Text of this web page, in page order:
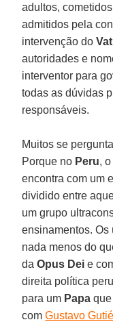
adultos,
admitidos pela
intervenção do
autoridades e
interventor para
todas as dúvidas
responsáveis.
Muitos se
Porque no Peru, o
encontra com um
dividido entre
um grupo
ensinamentos. Os
nada menos do
daOpus Dei e
direita política
para um Papa
comGustavo